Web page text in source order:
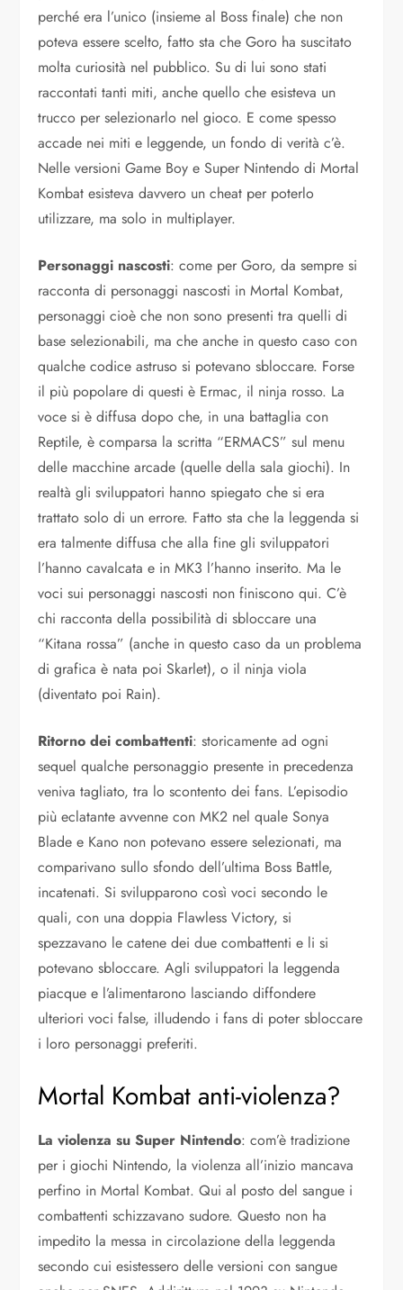
perché era l’unico (insieme al Boss finale) che non
poteva essere scelto, fatto sta che Goro ha suscitato
molta curiosità nel pubblico. Su di lui sono stati
raccontati tanti miti, anche quello che esisteva un
trucco per selezionarlo nel gioco. E come spesso
accade nei miti e leggende, un fondo di verità c’è.
Nelle versioni Game Boy e Super Nintendo di Mortal
Kombat esisteva davvero un cheat per poterlo
utilizzare, ma solo in multiplayer.
Personaggi nascosti: come per Goro, da sempre si
racconta di personaggi nascosti in Mortal Kombat,
personaggi cioè che non sono presenti tra quelli di
base selezionabili, ma che anche in questo caso con
qualche codice astruso si potevano sbloccare. Forse
il più popolare di questi è Ermac, il ninja rosso. La
voce si è diffusa dopo che, in una battaglia con
Reptile, è comparsa la scritta “ERMACS” sul menu
delle macchine arcade (quelle della sala giochi). In
realtà gli sviluppatori hanno spiegato che si era
trattato solo di un errore. Fatto sta che la leggenda si
era talmente diffusa che alla fine gli sviluppatori
l’hanno cavalcata e in MK3 l’hanno inserito. Ma le
voci sui personaggi nascosti non finiscono qui. C’è
chi racconta della possibilità di sbloccare una
“Kitana rossa” (anche in questo caso da un problema
di grafica è nata poi Skarlet), o il ninja viola
(diventato poi Rain).
Ritorno dei combattenti: storicamente ad ogni
sequel qualche personaggio presente in precedenza
veniva tagliato, tra lo scontento dei fans. L’episodio
più eclatante avvenne con MK2 nel quale Sonya
Blade e Kano non potevano essere selezionati, ma
comparivano sullo sfondo dell’ultima Boss Battle,
incatenati. Si svilupparono così voci secondo le
quali, con una doppia Flawless Victory, si
spezzavano le catene dei due combattenti e li si
potevano sbloccare. Agli sviluppatori la leggenda
piacque e l’alimentarono lasciando diffondere
ulteriori voci false, illudendo i fans di poter sbloccare
i loro personaggi preferiti.
Mortal Kombat anti-violenza?
La violenza su Super Nintendo: com’è tradizione
per i giochi Nintendo, la violenza all’inizio mancava
perfino in Mortal Kombat. Qui al posto del sangue i
combattenti schizzavano sudore. Questo non ha
impedito la messa in circolazione della leggenda
secondo cui esistessero delle versioni con sangue